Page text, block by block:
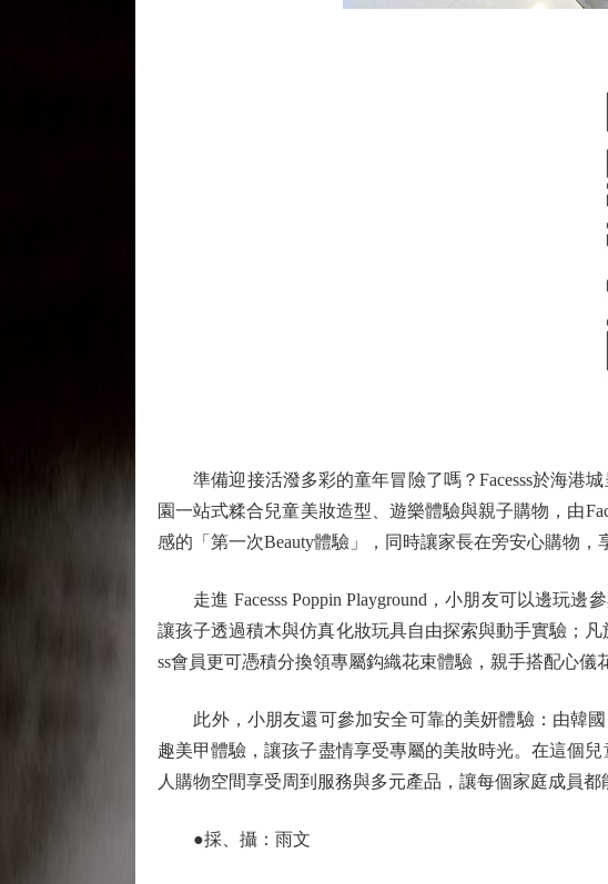
準備迎接活潑多彩的童年冒險了嗎？Facesss於海港城
園一站式糅合兒童美妝造型、遊樂體驗與親子購物，由
感的「第一次Beauty體驗」，同時讓家長在旁安心購物，
走進 Facesss Poppin Playground，小朋友可以邊玩邊
讓孩子透過積木與仿真化妝玩具自由探索與動手實驗；凡
ss會員更可憑積分換領專屬鈎織花束體驗，親手搭配心儀
此外，小朋友還可參加安全可靠的美妍體驗：由韓國
趣美甲體驗，讓孩子盡情享受專屬的美妝時光。在這個
人購物空間享受周到服務與多元產品，讓每個家庭成員都
●採、攝：雨文